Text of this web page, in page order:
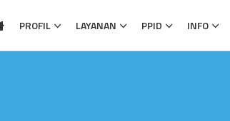
PROFIL LAYANAN PPID INFO